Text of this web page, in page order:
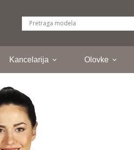
Kancelarija Olovke